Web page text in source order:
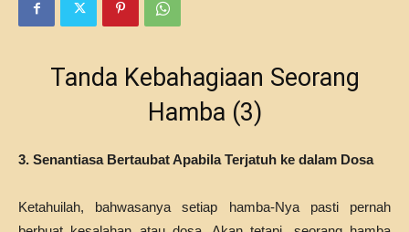
Tanda Kebahagiaan Seorang
Hamba (3)
3. Senantiasa Bertaubat Apabila Terjatuh ke dalam Dosa
Ketahuilah, bahwasanya setiap hamba-Nya pasti pernah